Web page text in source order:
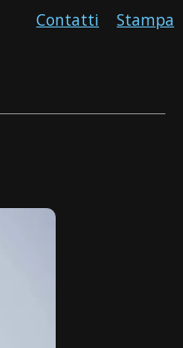
Stampa
Contatti